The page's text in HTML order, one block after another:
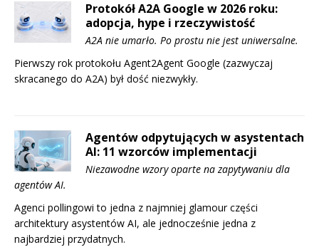
Protokół A2A Google w 2026 roku:
adopcja, hype i rzeczywistość
A2A nie umarło. Po prostu nie jest uniwersalne.
Pierwszy rok protokołu Agent2Agent Google (zazwyczaj
skracanego do A2A) był dość niezwykły.
Agentów odpytujących w asystentach
AI: 11 wzorców implementacji
Niezawodne wzory oparte na zapytywaniu dla
agentów AI.
Agenci pollingowi to jedna z najmniej glamour części
architektury asystentów AI, ale jednocześnie jedna z
najbardziej przydatnych.